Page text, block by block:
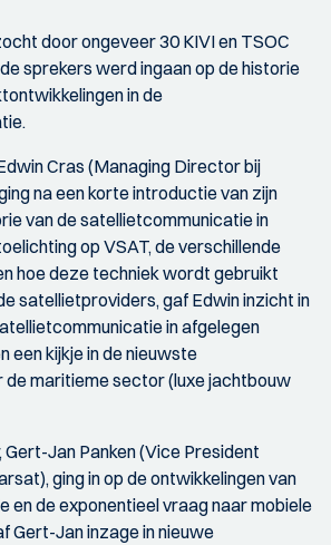
door ongeveer 30 KIVI en TSOC
sprekers werd ingaan op de historie
in de
Cras (Managing Director bij
na een korte introductie van zijn
van de satellietcommunicatie in
op VSAT, de verschillende
hoe deze techniek wordt gebruikt
satellietproviders, gaf Edwin inzicht in
in afgelegen
een kijkje in de nieuwste
de maritieme sector (luxe jachtbouw
Jan Panken (Vice President
ging in op de ontwikkelingen van
en de exponentieel vraag naar mobiele
Gert-Jan inzage in nieuwe